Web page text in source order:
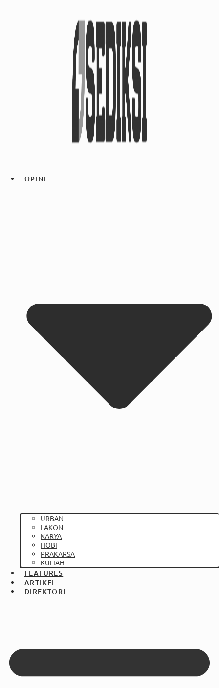
OPINI
URBAN
LAKON
KARYA
HOBI
PRAKARSA
KULIAH
FEATURES
ARTIKEL
DIREKTORI